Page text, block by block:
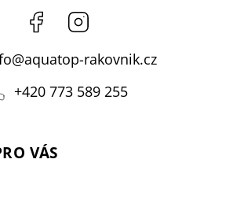
Facebook
@aquatop-rakovnik.cz
+420 773 589 255
VÁS